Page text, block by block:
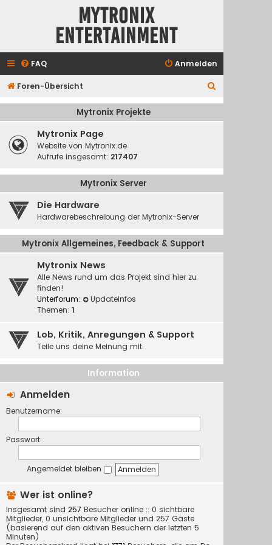
Mytronix
Entertainment
FAQ Anmelden
Foren-Übersicht
u
Mytronix Projekte
Mytronix Page
Website von Mytronix.de
Aufrufe insgesamt: 217407
Mytronix Server
Die Hardware
Hardwarebeschreibung der Mytronix-Server
Mytronix Allgemeines, Feedback & Support
Mytronix News
Alle News rund um das Projekt sind hier zu
finden!
Unterforum:
Updateinfos
Themen: 1
Lob, Kritik, Anregungen & Support
Teile uns deine Meinung mit.
Information
Anmelden
Benutzername:
Passwort:
Angemeldet bleiben
Wer ist online?
Insgesamt sind 257 Besucher online :: 0 sichtbare
Mitglieder, 0 unsichtbare Mitglieder und 257 Gäste
(basierend auf den aktiven Besuchern der letzten 5
Minuten)